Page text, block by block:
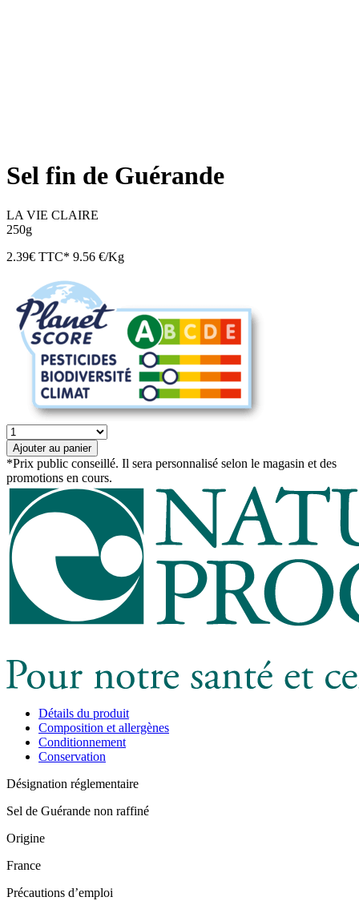
Sel fin de Guérande
LA VIE CLAIRE
250g
2.39€ TTC* 9.56 €/Kg
quantité
de
Sel
fin
de
Guérande
Ajouter au panier
*Prix public conseillé. Il sera personnalisé selon le magasin et des
promotions en cours.
Détails du produit
Composition et allergènes
Conditionnement
Conservation
Désignation réglementaire
Sel de Guérande non raffiné
Origine
France
Précautions d’emploi